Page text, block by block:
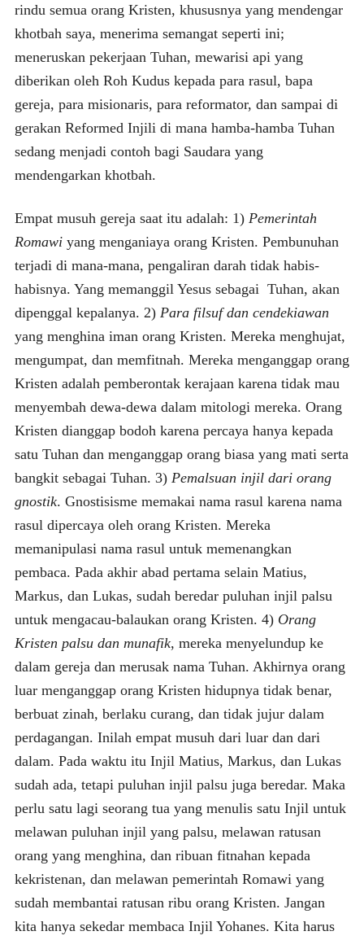
rindu semua orang Kristen, khususnya yang mendengar
khotbah saya, menerima semangat seperti ini;
meneruskan pekerjaan Tuhan, mewarisi api yang
diberikan oleh Roh Kudus kepada para rasul, bapa
gereja, para misionaris, para reformator, dan sampai di
gerakan Reformed Injili di mana hamba-hamba Tuhan
sedang menjadi contoh bagi Saudara yang
mendengarkan khotbah.
Empat musuh gereja saat itu adalah: 1) Pemerintah
Romawiyang menganiaya orang Kristen. Pembunuhan
terjadi di mana-mana, pengaliran darah tidak habis-
habisnya. Yang memanggil Yesus sebagai Tuhan, akan
dipenggal kepalanya. 2) Para filsuf dan cendekiawan
yang menghina iman orang Kristen. Mereka menghujat,
mengumpat, dan memfitnah. Mereka menganggap orang
Kristen adalah pemberontak kerajaan karena tidak mau
menyembah dewa-dewa dalam mitologi mereka. Orang
Kristen dianggap bodoh karena percaya hanya kepada
satu Tuhan dan menganggap orang biasa yang mati serta
bangkit sebagai Tuhan. 3) Pemalsuan injil dari orang
gnostik. Gnostisisme memakai nama rasul karena nama
rasul dipercaya oleh orang Kristen. Mereka
memanipulasi nama rasul untuk memenangkan
pembaca. Pada akhir abad pertama selain Matius,
Markus, dan Lukas, sudah beredar puluhan injil palsu
untuk mengacau-balaukan orang Kristen. 4) Orang
Kristen palsu dan munafik, mereka menyelundup ke
dalam gereja dan merusak nama Tuhan. Akhirnya orang
luar menganggap orang Kristen hidupnya tidak benar,
berbuat zinah, berlaku curang, dan tidak jujur dalam
perdagangan. Inilah empat musuh dari luar dan dari
dalam. Pada waktu itu Injil Matius, Markus, dan Lukas
sudah ada, tetapi puluhan injil palsu juga beredar. Maka
perlu satu lagi seorang tua yang menulis satu Injil untuk
melawan puluhan injil yang palsu, melawan ratusan
orang yang menghina, dan ribuan fitnahan kepada
kekristenan, dan melawan pemerintah Romawi yang
sudah membantai ratusan ribu orang Kristen. Jangan
kita hanya sekedar membaca Injil Yohanes. Kita harus